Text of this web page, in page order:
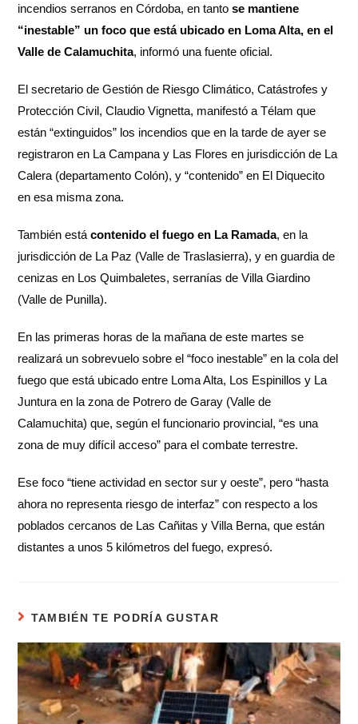
incendios serranos en Córdoba, en tantose mantiene
“inestable” un foco que está ubicado en Loma Alta, en el
Valle de Calamuchita, informó una fuente oficial.
El secretario de Gestión de Riesgo Climático, Catástrofes y
Protección Civil, Claudio Vignetta, manifestó a Télam que
están “extinguidos” los incendios que en la tarde de ayer se
registraron en La Campana y Las Flores en jurisdicción de La
Calera (departamento Colón), y “contenido” en El Diquecito
en esa misma zona.
También estácontenido el fuego en La Ramada, en la
jurisdicción de La Paz (Valle de Traslasierra), y en guardia de
cenizas en Los Quimbaletes, serranías de Villa Giardino
(Valle de Punilla).
En las primeras horas de la mañana de este martes se
realizará un sobrevuelo sobre el “foco inestable” en la cola del
fuego que está ubicado entre Loma Alta, Los Espinillos y La
Juntura en la zona de Potrero de Garay (Valle de
Calamuchita) que, según el funcionario provincial, “es una
zona de muy difícil acceso” para el combate terrestre.
Ese foco “tiene actividad en sector sur y oeste”, pero “hasta
ahora no representa riesgo de interfaz” con respecto a los
poblados cercanos de Las Cañitas y Villa Berna, que están
distantes a unos 5 kilómetros del fuego, expresó.
TAMBIÉN TE PODRÍA GUSTAR